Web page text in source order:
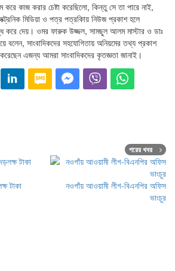
করে কাজ করার চেষ্টা করেছিলো, কিন্তু সে তা পারে নাই,
মিডিয়া ও পত্র পত্রকিায় নিউজ প্রকাশ হলে
করে দেয়। ওমর ফারুক উজ্জল, সামছুল আলম মাস্টার ও ডাঃ
বলেন, সাংবাদিকদের সহযোগিতায় অনিয়মের তথ্য প্রকাশ
এজন্য আমরা সাংবাদিকদের কৃতজ্ঞতা জানাই।
টাকা
পরের খবর
নওগাঁয় আওয়ামী লীগ-বিএনপির অফিস
ভাংচুর